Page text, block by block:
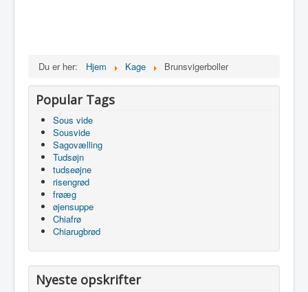
Du er her: Hjem Kage Brunsvigerboller
Popular Tags
Sous vide
Sousvide
Sagovælling
Tudsøjn
tudseøjne
risengrød
frøæg
øjensuppe
Chiafrø
Chiarugbrød
Nyeste opskrifter